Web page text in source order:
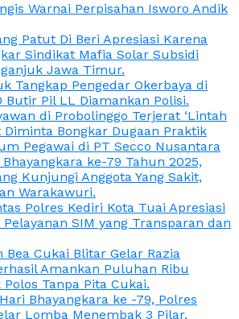
Warnai Perpisahan Isworo Andik
Patut Di Beri Apresiasi Karena
Sindikat Mafia Solar Subsidi
Jawa Timur.
Tangkap Pengedar Okerbaya di
Butir Pil LL Diamankan Polisi.
di Probolinggo Terjerat ‘Lintah
Diminta Bongkar Dugaan Praktik
Pegawai di PT Secco Nusantara
ke-79 Tahun 2025,
Kunjungi Anggota Yang Sakit,
Warakawuri.
Polres Kediri Kota Tuai Apresiasi
SIM yang Transparan dan
Bea Cukai Blitar Gelar Razia
Amankan Puluhan Ribu
Polos Tanpa Pita Cukai.
Bhayangkara ke -79, Polres
Lomba Menembak 3 Pilar.